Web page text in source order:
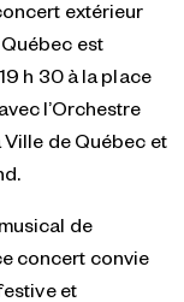
extérieur
est
h 30 à la place
l’Orchestre
de Québec et
de
concert convie
et